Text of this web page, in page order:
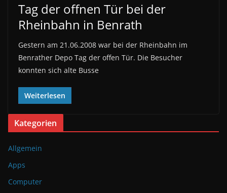
Tag der offnen Tür bei der
Rheinbahn in Benrath
Gestern am 21.06.2008 war bei der Rheinbahn im
Benrather Depo Tag der offen Tür. Die Besucher
konnten sich alte Busse
Weiterlesen
Kategorien
Allgemein
Apps
Computer